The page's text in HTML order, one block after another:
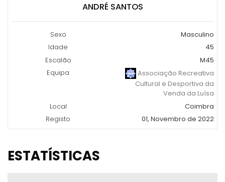
ANDRÉ SANTOS
Sexo
Masculino
Idade
45
Escalão
M45
Equipa
Associação Recreativa
Cultural e Desportiva da
Venda da Luísa
Local
Coimbra
Registo
01, Novembro de 2022
ESTATÍSTICAS